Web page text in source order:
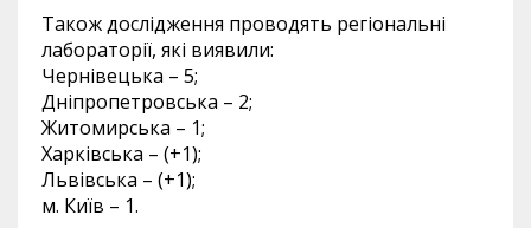
Також дослідження проводять регіональні
лабораторії, які виявили:
Чернівецька – 5;
Дніпропетровська – 2;
Житомирська – 1;
Харківська – (+1);
Львівська – (+1);
м. Київ – 1.